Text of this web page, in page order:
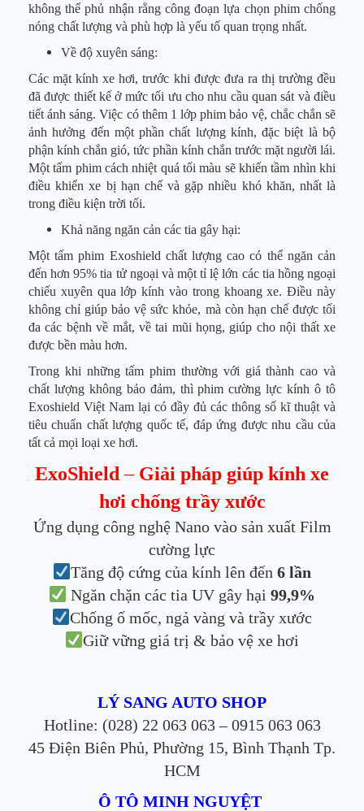
không thể phủ nhận rằng công đoạn lựa chọn phim chống
nóng chất lượng và phù hợp là yếu tố quan trọng nhất.
Về độ xuyên sáng:
Các mặt kính xe hơi, trước khi được đưa ra thị trường đều
đã được thiết kế ở mức tối ưu cho nhu cầu quan sát và điều
tiết ánh sáng. Việc có thêm 1 lớp phim bảo vệ, chắc chắn sẽ
ảnh hưởng đến một phần chất lượng kính, đặc biệt là bộ
phận kính chắn gió, tức phần kính chắn trước mặt người lái.
Một tấm phim cách nhiệt quá tối màu sẽ khiến tầm nhìn khi
điều khiển xe bị hạn chế và gặp nhiều khó khăn, nhất là
trong điều kiện trời tối.
Khả năng ngăn cản các tia gây hại:
Một tấm phim Exoshield chất lượng cao có thể ngăn cản
đến hơn 95% tia tử ngoại và một tỉ lệ lớn các tia hồng ngoại
chiếu xuyên qua lớp kính vào trong khoang xe. Điều này
không chỉ giúp bảo vệ sức khỏe, mà còn hạn chế được tối
đa các bệnh về mắt, về tai mũi họng, giúp cho nội thất xe
được bền màu hơn.
Trong khi những tấm phim thường với giá thành cao và
chất lượng không bảo đảm, thì phim cường lực kính ô tô
Exoshield Việt Nam lại có đầy đủ các thông số kĩ thuật và
tiêu chuẩn chất lượng quốc tế, đáp ứng được nhu cầu của
tất cả mọi loại xe hơi.
ExoShield – Giải pháp giúp kính xe
hơi chống trầy xước
Ứng dụng công nghệ Nano vào sản xuất Film
cường lực
Tăng độ cứng của kính lên đến6 lần
Ngăn chặn các tia UV gây hại99,9%
Chống ố mốc, ngả vàng và trầy xước
Giữ vững giá trị & bảo vệ xe hơi
LÝ SANG AUTO SHOP
Hotline: (028) 22 063 063 – 0915 063 063
45 Điện Biên Phủ, Phường 15, Bình Thạnh Tp.
HCM
Ô TÔ MINH NGUYỆT